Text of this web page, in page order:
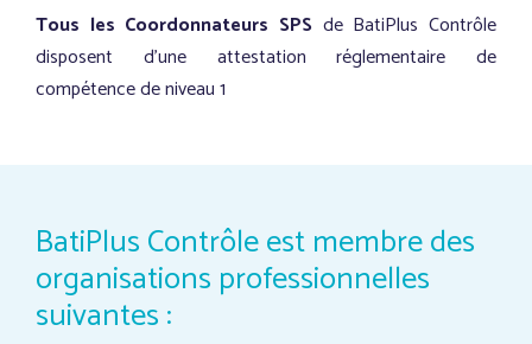
Tous les Coordonnateurs SPS de BatiPlus Contrôle
disposent d’une attestation réglementaire de
compétence de niveau 1
BatiPlus Contrôle est membre des
organisations professionnelles
suivantes :